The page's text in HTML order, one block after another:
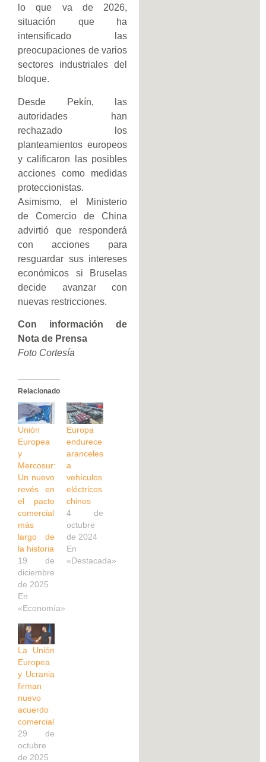
lo que va de 2026,
situación que ha
intensificado las
preocupaciones de varios
sectores industriales del
bloque.
Desde Pekín, las
autoridades han
rechazado los
planteamientos europeos
y calificaron las posibles
acciones como medidas
proteccionistas.
Asimismo, el Ministerio
de Comercio de China
advirtió que responderá
con acciones para
resguardar sus intereses
económicos si Bruselas
decide avanzar con
nuevas restricciones.
Con información de
Nota de Prensa
Foto Cortesía
Relacionado
Unión
Europea
y
Mercosur:
Un nuevo
revés en
el pacto
comercial
más
largo de
la historia
19 de
diciembre
de 2025
En
«Economía»
Europa
endurece
aranceles
a
vehículos
eléctricos
chinos
4 de
octubre
de 2024
En
«Destacada»
La Unión
Europea
y Ucrania
firman
nuevo
acuerdo
comercial
29 de
octubre
de 2025